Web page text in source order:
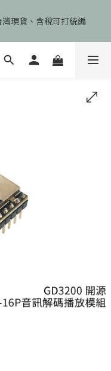
現貨、含稅可打統編
免運、會員首次下單加碼